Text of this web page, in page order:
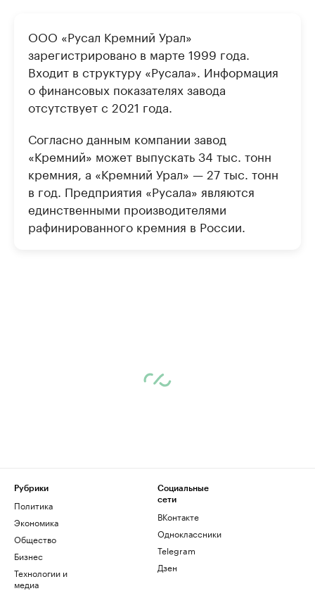
ООО «Русал Кремний Урал»
зарегистрировано в марте 1999 года.
Входит в структуру «Русала». Информация
о финансовых показателях завода
отсутствует с 2021 года.
Согласно данным компании завод
«Кремний» может выпускать 34 тыс. тонн
кремния, а «Кремний Урал» — 27 тыс. тонн
в год. Предприятия «Русала» являются
единственными производителями
рафинированного кремния в России.
Рубрики
Политика
Экономика
Общество
Бизнес
Технологии и
медиа
Социальные
сети
ВКонтакте
Одноклассники
Telegram
Дзен